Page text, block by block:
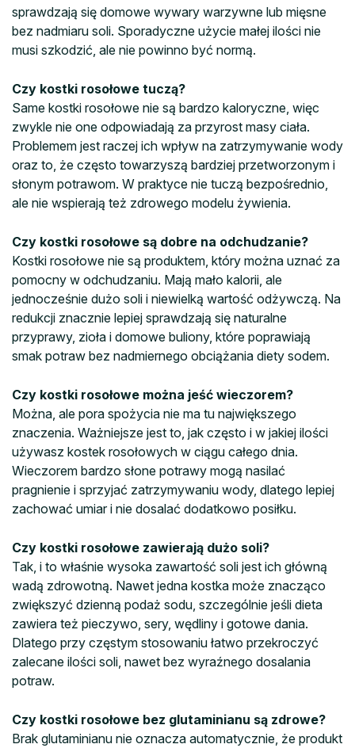
sprawdzają się domowe wywary warzywne lub mięsne
bez nadmiaru soli. Sporadyczne użycie małej ilości nie
musi szkodzić, ale nie powinno być normą.
Czy kostki rosołowe tuczą?
Same kostki rosołowe nie są bardzo kaloryczne, więc
zwykle nie one odpowiadają za przyrost masy ciała.
Problemem jest raczej ich wpływ na zatrzymywanie wody
oraz to, że często towarzyszą bardziej przetworzonym i
słonym potrawom. W praktyce nie tuczą bezpośrednio,
ale nie wspierają też zdrowego modelu żywienia.
Czy kostki rosołowe są dobre na odchudzanie?
Kostki rosołowe nie są produktem, który można uznać za
pomocny w odchudzaniu. Mają mało kalorii, ale
jednocześnie dużo soli i niewielką wartość odżywczą. Na
redukcji znacznie lepiej sprawdzają się naturalne
przyprawy, zioła i domowe buliony, które poprawiają
smak potraw bez nadmiernego obciążania diety sodem.
Czy kostki rosołowe można jeść wieczorem?
Można, ale pora spożycia nie ma tu największego
znaczenia. Ważniejsze jest to, jak często i w jakiej ilości
używasz kostek rosołowych w ciągu całego dnia.
Wieczorem bardzo słone potrawy mogą nasilać
pragnienie i sprzyjać zatrzymywaniu wody, dlatego lepiej
zachować umiar i nie dosalać dodatkowo posiłku.
Czy kostki rosołowe zawierają dużo soli?
Tak, i to właśnie wysoka zawartość soli jest ich główną
wadą zdrowotną. Nawet jedna kostka może znacząco
zwiększyć dzienną podaż sodu, szczególnie jeśli dieta
zawiera też pieczywo, sery, wędliny i gotowe dania.
Dlatego przy częstym stosowaniu łatwo przekroczyć
zalecane ilości soli, nawet bez wyraźnego dosalania
potraw.
Czy kostki rosołowe bez glutaminianu są zdrowe?
Brak glutaminianu nie oznacza automatycznie, że produkt